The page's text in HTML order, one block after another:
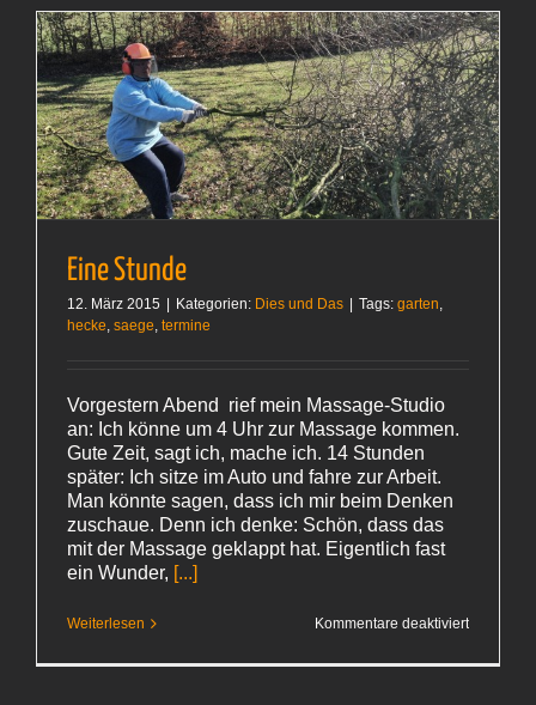
Eine Stunde
12. März 2015 | Kategorien: Dies und Das | Tags: garten
hecke saege termine
Vorgestern Abend rief mein Massage-Studio
an: Ich könne um 4 Uhr zur Massage kommen.
Gute Zeit, sagt ich, mache ich. 14 Stunden
später: Ich sitze im Auto und fahre zur Arbeit.
Man könnte sagen, dass ich mir beim Denken
zuschaue. Denn ich denke: Schön, dass das
mit der Massage geklappt hat. Eigentlich fast
ein Wunder, [...]
Weiterlesen Kommentare deaktiviertfür